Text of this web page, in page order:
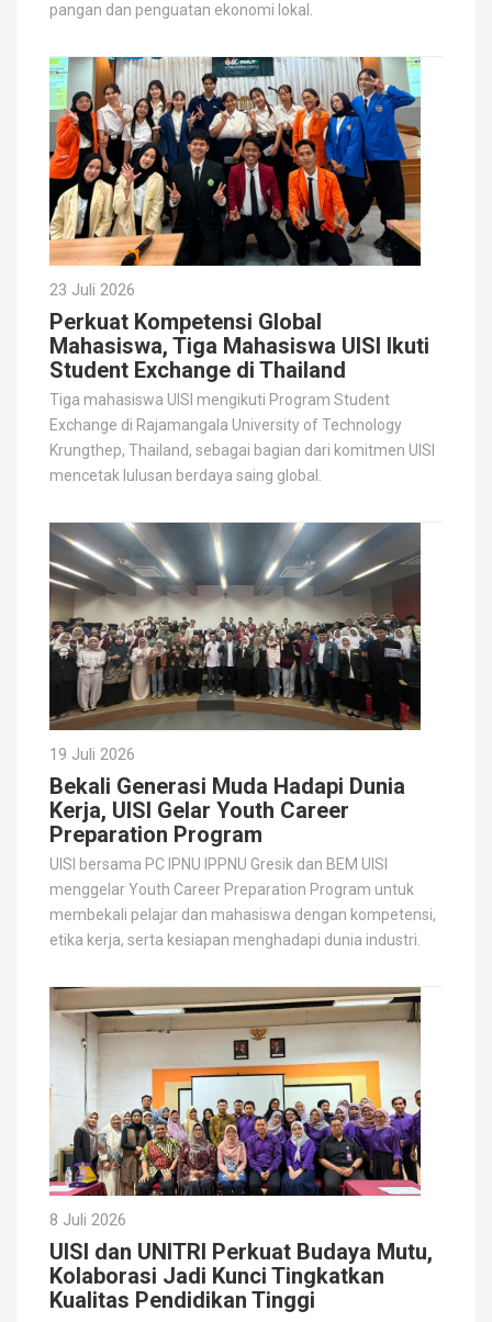
pangan dan penguatan ekonomi lokal.
23 Juli 2026
Perkuat Kompetensi Global
Mahasiswa, Tiga Mahasiswa UISI Ikuti
Student Exchange di Thailand
Tiga mahasiswa UISI mengikuti Program Student
Exchange di Rajamangala University of Technology
Krungthep, Thailand, sebagai bagian dari komitmen UISI
mencetak lulusan berdaya saing global.
19 Juli 2026
Bekali Generasi Muda Hadapi Dunia
Kerja, UISI Gelar Youth Career
Preparation Program
UISI bersama PC IPNU IPPNU Gresik dan BEM UISI
menggelar Youth Career Preparation Program untuk
membekali pelajar dan mahasiswa dengan kompetensi,
etika kerja, serta kesiapan menghadapi dunia industri.
8 Juli 2026
UISI dan UNITRI Perkuat Budaya Mutu,
Kolaborasi Jadi Kunci Tingkatkan
Kualitas Pendidikan Tinggi